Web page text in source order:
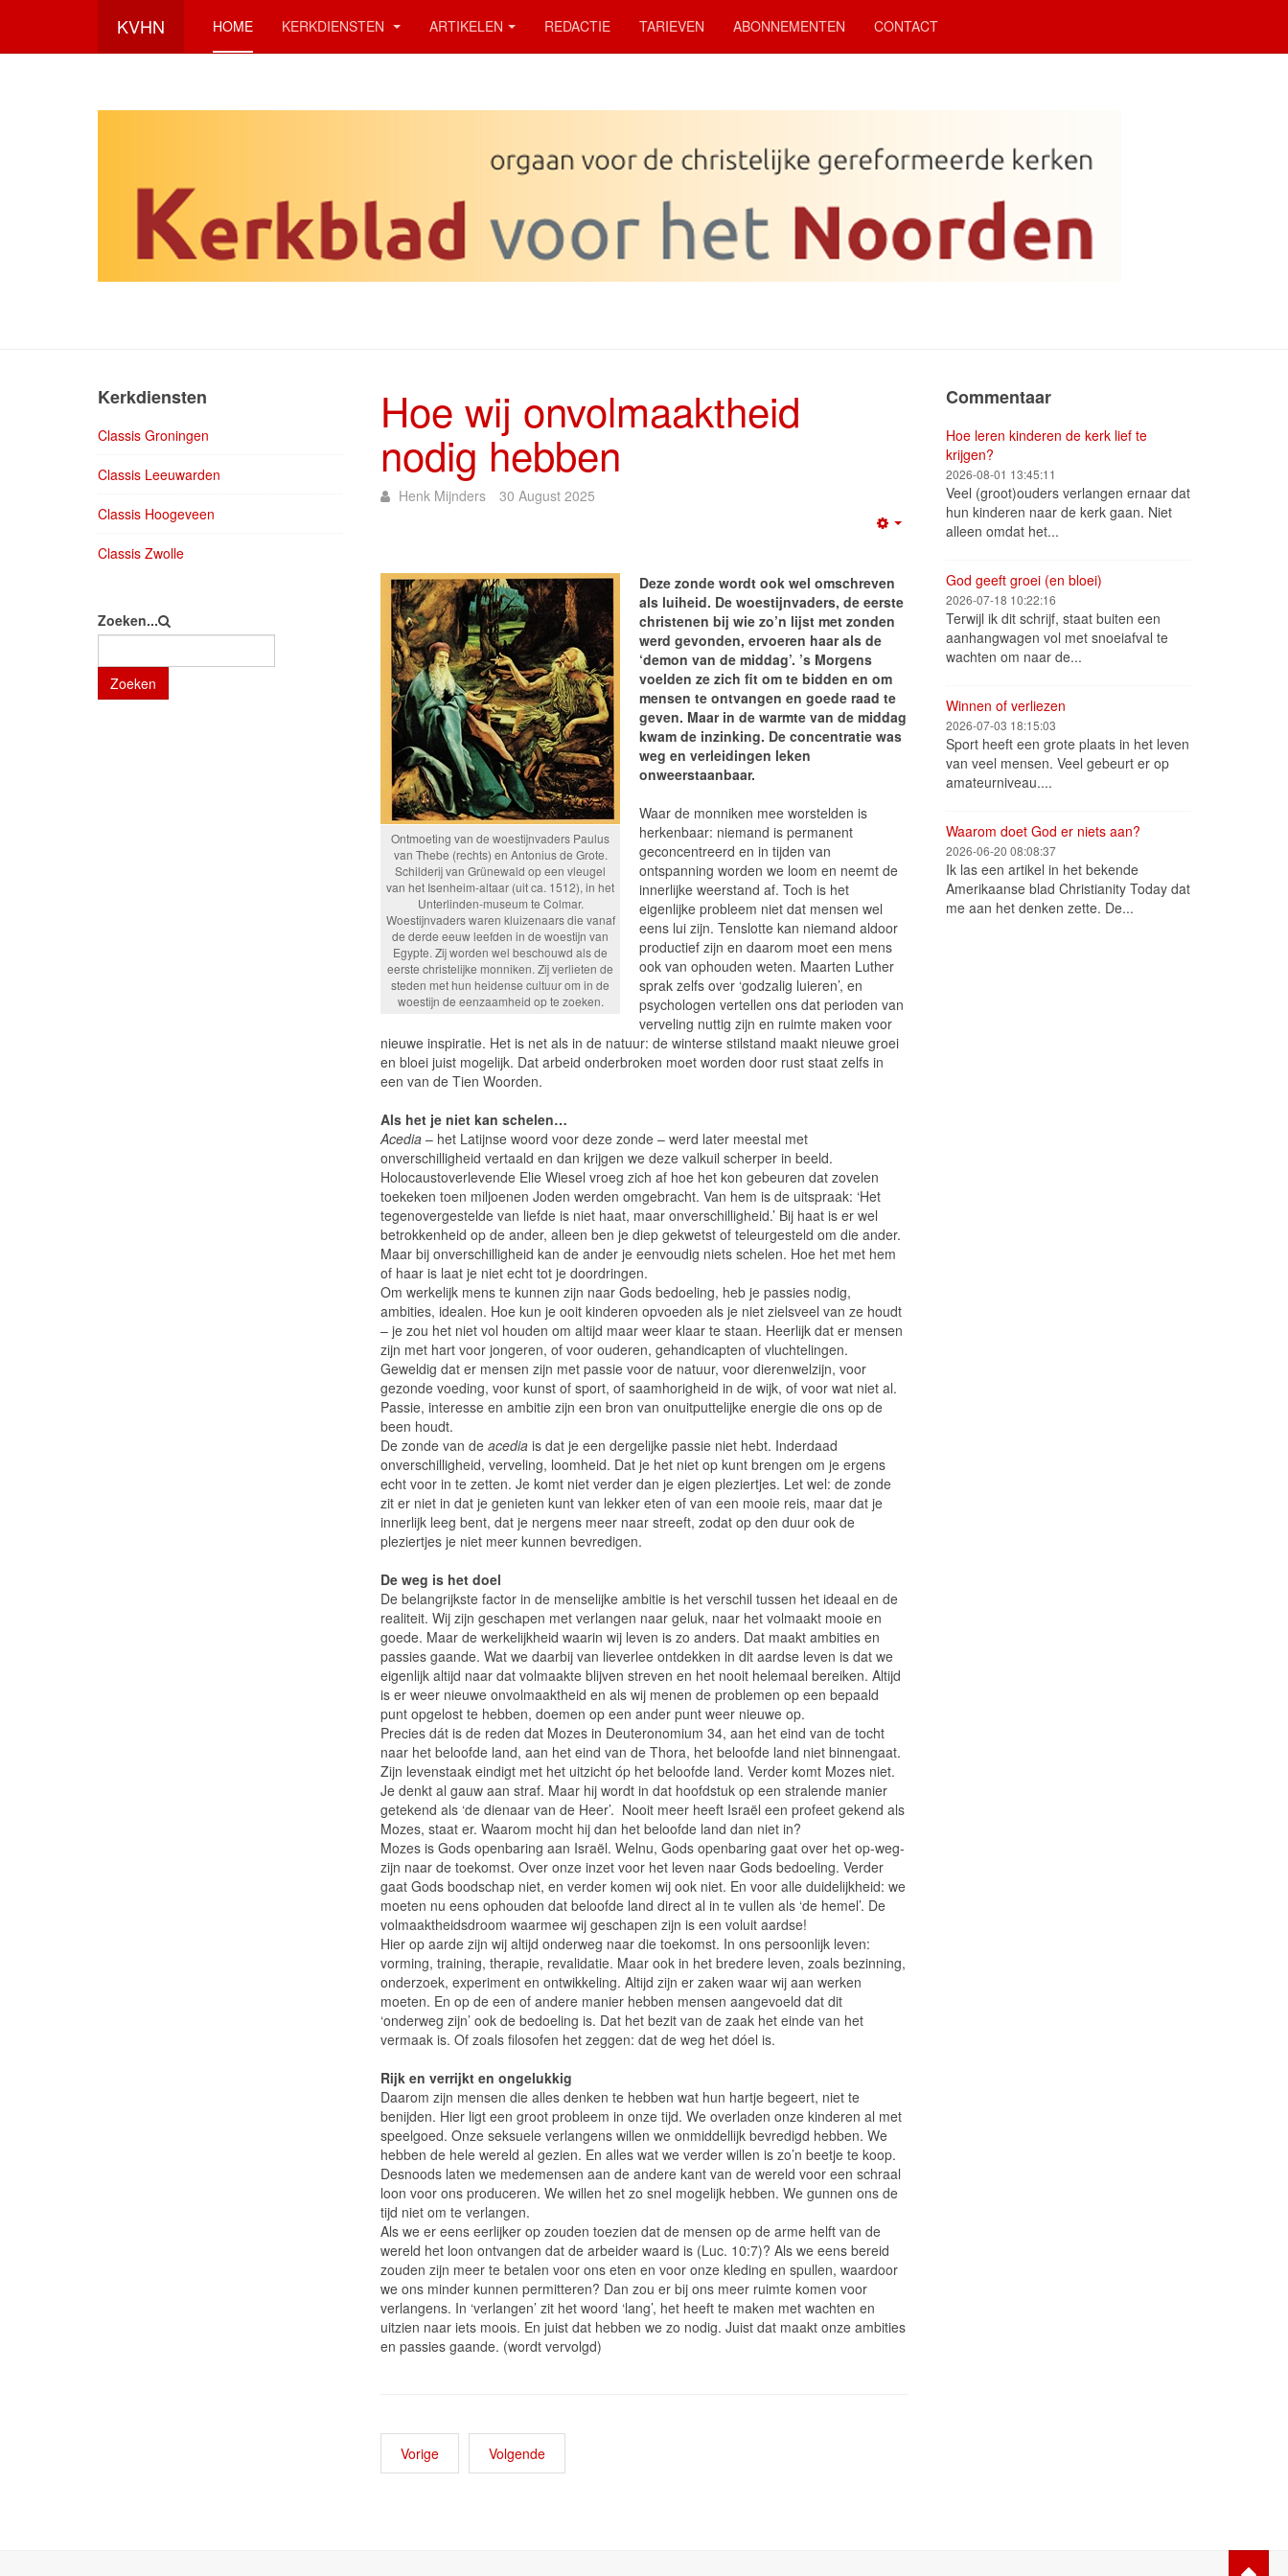
KVHN HOME KERKDIENSTEN ARTIKELEN REDACTIE TARIEVEN ABONNEMENTEN CONTACT
Hoe wij onvolmaaktheid
nodig hebben
Henk Mijnders 30 August 2025
Ontmoeting van de woestijnvaders Paulus
van Thebe (rechts) en Antonius de Grote.
Schilderij van Grünewald op een vleugel
van het Isenheim-altaar (uit ca. 1512), in het
Unterlinden-museum te Colmar.
Woestijnvaders waren kluizenaars die vanaf
de derde eeuw leefden in de woestijn van
Egypte. Zij worden wel beschouwd als de
eerste christelijke monniken. Zij verlieten de
steden met hun heidense cultuur om in de
woestijn de eenzaamheid op te zoeken.
Deze zonde wordt ook wel omschreven
als luiheid. De woestijnvaders, de eerste
christenen bij wie zo’n lijst met zonden
werd gevonden, ervoeren haar als de
‘demon van de middag’. ’s Morgens
voelden ze zich fit om te bidden en om
mensen te ontvangen en goede raad te
geven. Maar in de warmte van de middag
kwam de inzinking. De concentratie was
weg en verleidingen leken
onweerstaanbaar.
Waar de monniken mee worstelden is
herkenbaar: niemand is permanent
geconcentreerd en in tijden van
ontspanning worden we loom en neemt de
innerlijke weerstand af. Toch is het
eigenlijke probleem niet dat mensen wel
eens lui zijn. Tenslotte kan niemand aldoor
productief zijn en daarom moet een mens
ook van ophouden weten. Maarten Luther
sprak zelfs over ‘godzalig luieren’, en
psychologen vertellen ons dat perioden van
verveling nuttig zijn en ruimte maken voor
nieuwe inspiratie. Het is net als in de natuur: de winterse stilstand maakt nieuwe groei
en bloei juist mogelijk. Dat arbeid onderbroken moet worden door rust staat zelfs in
een van de Tien Woorden.
Als het je niet kan schelen…
Acedia – het Latijnse woord voor deze zonde – werd later meestal met
onverschilligheid vertaald en dan krijgen we deze valkuil scherper in beeld.
Holocaustoverlevende Elie Wiesel vroeg zich af hoe het kon gebeuren dat zovelen
toekeken toen miljoenen Joden werden omgebracht. Van hem is de uitspraak: ‘Het
tegenovergestelde van liefde is niet haat, maar onverschilligheid.’ Bij haat is er wel
betrokkenheid op de ander, alleen ben je diep gekwetst of teleurgesteld om die ander.
Maar bij onverschilligheid kan de ander je eenvoudig niets schelen. Hoe het met hem
of haar is laat je niet echt tot je doordringen.
Om werkelijk mens te kunnen zijn naar Gods bedoeling, heb je passies nodig,
ambities, idealen. Hoe kun je ooit kinderen opvoeden als je niet zielsveel van ze houdt
– je zou het niet vol houden om altijd maar weer klaar te staan. Heerlijk dat er mensen
zijn met hart voor jongeren, of voor ouderen, gehandicapten of vluchtelingen.
Geweldig dat er mensen zijn met passie voor de natuur, voor dierenwelzijn, voor
gezonde voeding, voor kunst of sport, of saamhorigheid in de wijk, of voor wat niet al.
Passie, interesse en ambitie zijn een bron van onuitputtelijke energie die ons op de
been houdt.
De zonde van de acedia is dat je een dergelijke passie niet hebt. Inderdaad
onverschilligheid, verveling, loomheid. Dat je het niet op kunt brengen om je ergens
echt voor in te zetten. Je komt niet verder dan je eigen pleziertjes. Let wel: de zonde
zit er niet in dat je genieten kunt van lekker eten of van een mooie reis, maar dat je
innerlijk leeg bent, dat je nergens meer naar streeft, zodat op den duur ook de
pleziertjes je niet meer kunnen bevredigen.
De weg is het doel
De belangrijkste factor in de menselijke ambitie is het verschil tussen het ideaal en de
realiteit. Wij zijn geschapen met verlangen naar geluk, naar het volmaakt mooie en
goede. Maar de werkelijkheid waarin wij leven is zo anders. Dat maakt ambities en
passies gaande. Wat we daarbij van lieverlee ontdekken in dit aardse leven is dat we
eigenlijk altijd naar dat volmaakte blijven streven en het nooit helemaal bereiken. Altijd
is er weer nieuwe onvolmaaktheid en als wij menen de problemen op een bepaald
punt opgelost te hebben, doemen op een ander punt weer nieuwe op.
Precies dát is de reden dat Mozes in Deuteronomium 34, aan het eind van de tocht
naar het beloofde land, aan het eind van de Thora, het beloofde land niet binnengaat.
Zijn levenstaak eindigt met het uitzicht óp het beloofde land. Verder komt Mozes niet.
Je denkt al gauw aan straf. Maar hij wordt in dat hoofdstuk op een stralende manier
getekend als ‘de dienaar van de Heer’. Nooit meer heeft Israël een profeet gekend als
Mozes, staat er. Waarom mocht hij dan het beloofde land dan niet in?
Mozes is Gods openbaring aan Israël. Welnu, Gods openbaring gaat over het op-weg-
zijn naar de toekomst. Over onze inzet voor het leven naar Gods bedoeling. Verder
gaat Gods boodschap niet, en verder komen wij ook niet. En voor alle duidelijkheid: we
moeten nu eens ophouden dat beloofde land direct al in te vullen als ‘de hemel’. De
volmaaktheidsdroom waarmee wij geschapen zijn is een voluit aardse!
Hier op aarde zijn wij altijd onderweg naar die toekomst. In ons persoonlijk leven:
vorming, training, therapie, revalidatie. Maar ook in het bredere leven, zoals bezinning,
onderzoek, experiment en ontwikkeling. Altijd zijn er zaken waar wij aan werken
moeten. En op de een of andere manier hebben mensen aangevoeld dat dit
‘onderweg zijn’ ook de bedoeling is. Dat het bezit van de zaak het einde van het
vermaak is. Of zoals filosofen het zeggen: dat de weg het dóel is.
Rijk en verrijkt en ongelukkig
Daarom zijn mensen die alles denken te hebben wat hun hartje begeert, niet te
benijden. Hier ligt een groot probleem in onze tijd. We overladen onze kinderen al met
speelgoed. Onze seksuele verlangens willen we onmiddellijk bevredigd hebben. We
hebben de hele wereld al gezien. En alles wat we verder willen is zo’n beetje te koop.
Desnoods laten we medemensen aan de andere kant van de wereld voor een schraal
loon voor ons produceren. We willen het zo snel mogelijk hebben. We gunnen ons de
tijd niet om te verlangen.
Als we er eens eerlijker op zouden toezien dat de mensen op de arme helft van de
wereld het loon ontvangen dat de arbeider waard is (Luc. 10:7)? Als we eens bereid
zouden zijn meer te betalen voor ons eten en voor onze kleding en spullen, waardoor
we ons minder kunnen permitteren? Dan zou er bij ons meer ruimte komen voor
verlangens. In ‘verlangen’ zit het woord ‘lang’, het heeft te maken met wachten en
uitzien naar iets moois. En juist dat hebben we zo nodig. Juist dat maakt onze ambities
en passies gaande. (wordt vervolgd)
Vorige Volgende
Kerkdiensten
Classis Groningen
Classis Leeuwarden
Classis Hoogeveen
Classis Zwolle
Zoeken...
Zoeken
Commentaar
Hoe leren kinderen de kerk lief te
krijgen?
2026-08-01 13:45:11
Veel (groot)ouders verlangen ernaar dat
hun kinderen naar de kerk gaan. Niet
alleen omdat het...
God geeft groei (en bloei)
2026-07-18 10:22:16
Terwijl ik dit schrijf, staat buiten een
aanhangwagen vol met snoeiafval te
wachten om naar de...
Winnen of verliezen
2026-07-03 18:15:03
Sport heeft een grote plaats in het leven
van veel mensen. Veel gebeurt er op
amateurniveau....
Waarom doet God er niets aan?
2026-06-20 08:08:37
Ik las een artikel in het bekende
Amerikaanse blad Christianity Today dat
me aan het denken zette. De...